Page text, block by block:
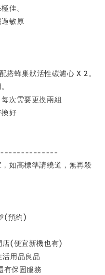
佳。
敏原
搭蜂巢狀活性碳濾心 X 2。
次需要更換兩組
好
如高標準請繞道，無再殺
預約)
店(便宜新機也有)
用品良品
保固服務